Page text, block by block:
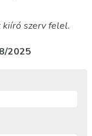
kiíró szerv felel.
2025